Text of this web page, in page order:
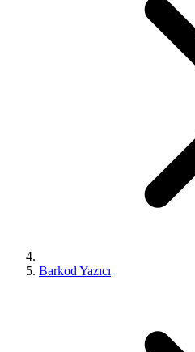
Barkod Yazıcı